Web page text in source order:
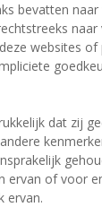
bevatten
naar
websites
dat zij
ervan of voor
ervan.